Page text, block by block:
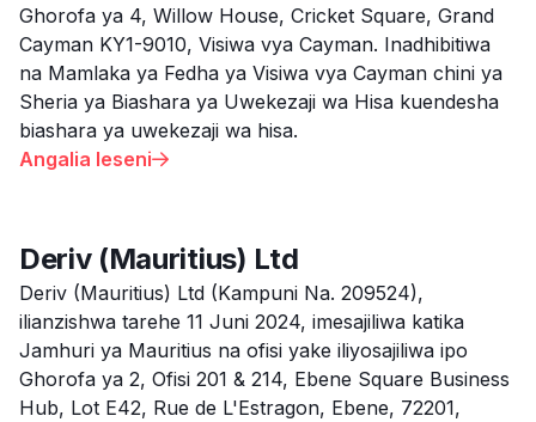
Ghorofa ya 4, Willow House, Cricket Square, Grand
Cayman KY1-9010, Visiwa vya Cayman. Inadhibitiwa
na Mamlaka ya Fedha ya Visiwa vya Cayman chini ya
Sheria ya Biashara ya Uwekezaji wa Hisa kuendesha
biashara ya uwekezaji wa hisa.
Angalia leseni
Deriv (Mauritius) Ltd
Deriv (Mauritius) Ltd (Kampuni Na. 209524),
ilianzishwa tarehe 11 Juni 2024, imesajiliwa katika
Jamhuri ya Mauritius na ofisi yake iliyosajiliwa ipo
Ghorofa ya 2, Ofisi 201 & 214, Ebene Square Business
Hub, Lot E42, Rue de L'Estragon, Ebene, 72201,